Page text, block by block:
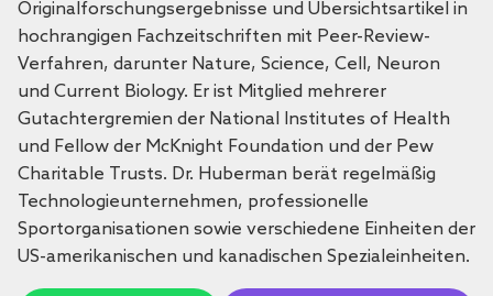
Originalforschungsergebnisse und Übersichtsartikel in
hochrangigen Fachzeitschriften mit Peer-Review-
Verfahren, darunter Nature, Science, Cell, Neuron
und Current Biology. Er ist Mitglied mehrerer
Gutachtergremien der National Institutes of Health
und Fellow der McKnight Foundation und der Pew
Charitable Trusts. Dr. Huberman berät regelmäßig
Technologieunternehmen, professionelle
Sportorganisationen sowie verschiedene Einheiten der
US-amerikanischen und kanadischen Spezialeinheiten.